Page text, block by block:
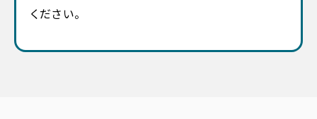
ください。